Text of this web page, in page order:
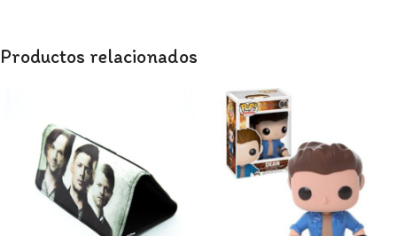
Productos relacionados